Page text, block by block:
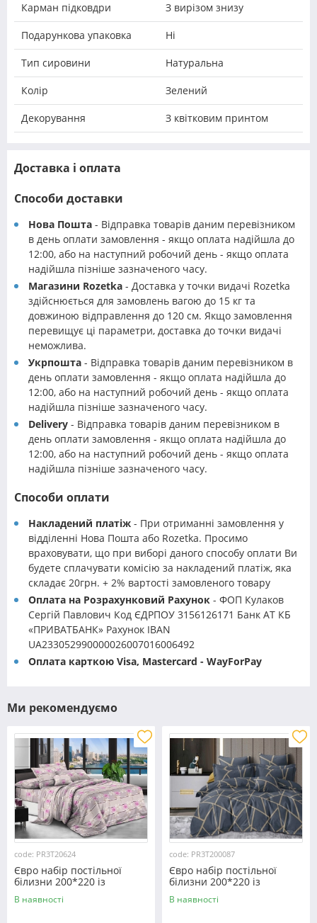
Карман підковдри З вирізом знизу
Подарункова упаковка Ні
Тип сировини Натуральна
Колір Зелений
Декорування З квітковим принтом
Доставка і оплата
Способи доставки
Нова Пошта - Відправка товарів даним перевізником
в день оплати замовлення - якщо оплата надійшла до
12:00, або на наступний робочий день - якщо оплата
надійшла пізніше зазначеного часу.
Магазини Rozetka - Доставка у точки видачі Rozetka
здійснюється для замовлень вагою до 15 кг та
довжиною відправлення до 120 см. Якщо замовлення
перевищує ці параметри, доставка до точки видачі
неможлива.
Укрпошта - Відправка товарів даним перевізником в
день оплати замовлення - якщо оплата надійшла до
12:00, або на наступний робочий день - якщо оплата
надійшла пізніше зазначеного часу.
Delivery - Відправка товарів даним перевізником в
день оплати замовлення - якщо оплата надійшла до
12:00, або на наступний робочий день - якщо оплата
надійшла пізніше зазначеного часу.
Способи оплати
Накладений платіж - При отриманні замовлення у
відділенні Нова Пошта або Rozetka. Просимо
враховувати, що при виборі даного способу оплати Ви
будете сплачувати комісію за накладений платіж, яка
складає 20грн. + 2% вартості замовленого товару
Оплата на Розрахунковий Рахунок - ФОП Кулаков
Сергій Павлович Код ЄДРПОУ 3156126171 Банк АТ КБ
«ПРИВАТБАНК» Рахунок IBAN
UA233052990000026007016006492
Оплата карткою Visa, Mastercard - WayForPay
Ми рекомендуємо
code: PR3T20624
Євро набір постільної
білизни 200*220 із
полікотону №20624
Черешенка™
В наявності
code: PR3T200087
Євро набір постільної
білизни 200*220 із
полікотону №200087
Черешенька™
В наявності